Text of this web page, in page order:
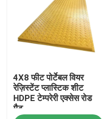
4X8 फीट पोर्टेबल वियर
रेज़िस्टेंट प्लास्टिक शीट
HDPE टेम्परेरी एक्सेस रोड
मैट